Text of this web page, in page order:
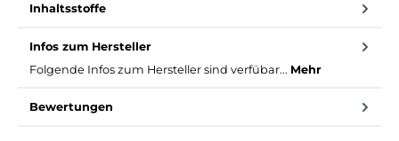
Inhaltsstoffe
Infos zum Hersteller
Folgende Infos zum Hersteller sind verfübar... Mehr
Bewertungen